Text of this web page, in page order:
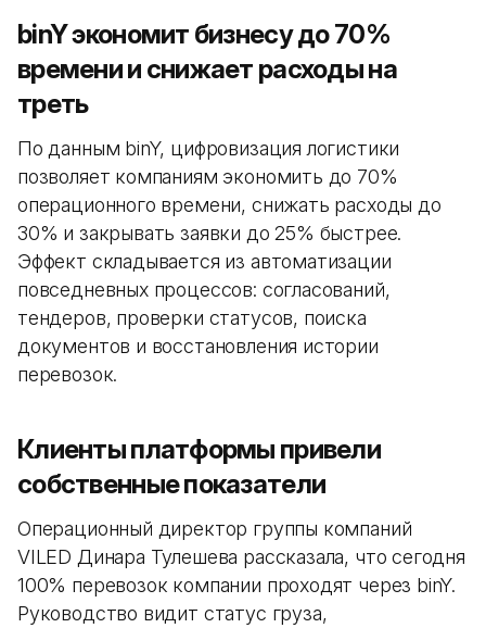
binY экономит бизнесу до 70%
времени и снижает расходы на
треть
По данным binY, цифровизация логистики
позволяет компаниям экономить до 70%
операционного времени, снижать расходы до
30% и закрывать заявки до 25% быстрее.
Эффект складывается из автоматизации
повседневных процессов: согласований,
тендеров, проверки статусов, поиска
документов и восстановления истории
перевозок.
Клиенты платформы привели
собственные показатели
Операционный директор группы компаний
VILED Динара Тулешева рассказала, что сегодня
100% перевозок компании проходят через binY.
Руководство видит статус груза,